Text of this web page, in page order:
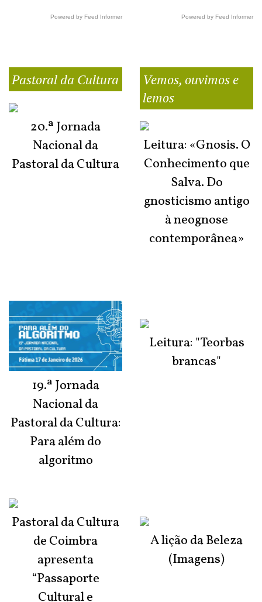
Powered by Feed Informer Powered by Feed Informer
Pastoral da Cultura
20.ª Jornada
Nacional da
Pastoral da Cultura
19.ª Jornada
Nacional da
Pastoral da Cultura:
Para além do
algoritmo
Pastoral da Cultura
de Coimbra
apresenta
“Passaporte
Cultural e
Vemos, ouvimos e
lemos
Leitura: «Gnosis. O
Conhecimento que
Salva. Do
gnosticismo antigo
à neognose
contemporânea»
Leitura: "Teorbas
brancas"
A lição da Beleza
(Imagens)